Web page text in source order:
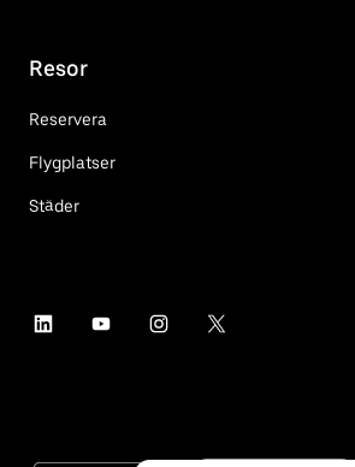
Resor
Reservera
Flygplatser
Städer